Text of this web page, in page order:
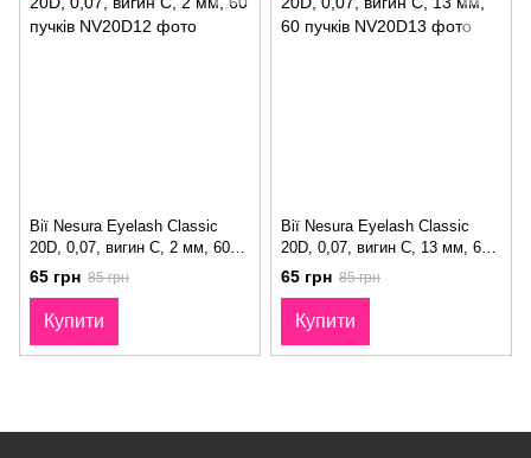
Вії Nesura Eyelash Classic
20D, 0,07, вигин C, 2 мм, 60
пучків
65 грн 85 грн
Купити
Вії Nesura Eyelash Classic
20D, 0,07, вигин C, 13 мм, 60
пучків
65 грн 85 грн
Купити